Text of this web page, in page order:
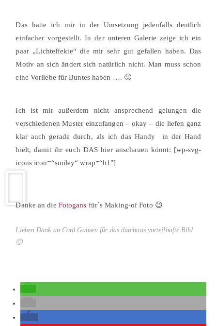
Das hatte ich mir in der Umsetzung jedenfalls deutlich
einfacher vorgestellt. In der unteren Galerie zeige ich ein
paar „Lichteffekte“ die mir sehr gut gefallen haben. Das
Motiv an sich ändert sich natürlich nicht. Man muss schon
eine Vorliebe für Buntes haben …. 🙂
Ich ist mir außerdem nicht ansprechend gelungen die
verschiedenen Muster einzufangen – okay – die liefen ganz
klar auch gerade durch, als ich das Handy in der Hand
hielt, damit ihr euch DAS hier anschauen könnt: [wp-svg-
icons icon=“smiley“ wrap=“h1″]
Danke an die Fotogans für`s Making-of Foto 😉
Lieben Dank an Cord Gansen für das durchaus vorteilhafte Bild
🙂